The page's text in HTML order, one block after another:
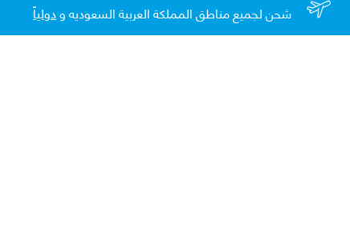
شحن لجميع مناطق المملكة العربية السعوديه ودولياً